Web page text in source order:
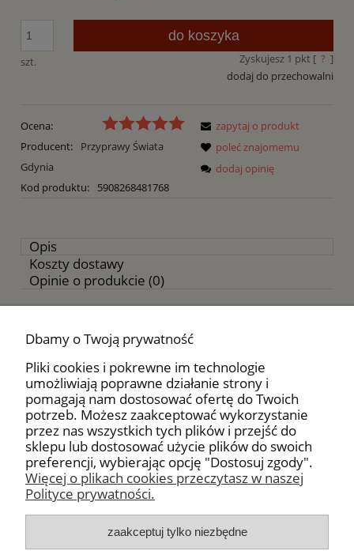
szt.
do koszyka
Zyskujesz 1 pkt [ ? ]
dodaj do przechowalni
Ocena:
Producent:
Przyprawy Świata
Gdynia
Kod produktu:
5908268481768
zapytaj o produkt
poleć znajomemu
dodaj opinię
Opis
Koszty dostawy
Opinie o produkcie (0)
czosnek, pomidory, sól morska.
Kurczak pieczony po polsku:Kurczaka myjemy,
osuszamy i polewamy oliwą. Nacieramy przyprawą
i skrapiamy cytryną. Kurczaka nadziewamy
plastrami cytryny i pieczemy w piekarniku na
blasze w temp. 180 C przez 1,5 godz. co 15 min.
podlewając go wytopionym tłuszczem.
Moje konto
Dbamy o Twoją prywatność
Pliki cookies i pokrewne im technologie
umożliwiają poprawne działanie strony i
pomagają nam dostosować ofertę do Twoich
potrzeb. Możesz zaakceptować wykorzystanie
przez nas wszystkich tych plików i przejść do
sklepu lub dostosować użycie plików do swoich
preferencji, wybierając opcję "Dostosuj zgody".
Więcej o plikach cookies przeczytasz w naszej
Polityce prywatności.
zaakceptuj tylko niezbędne